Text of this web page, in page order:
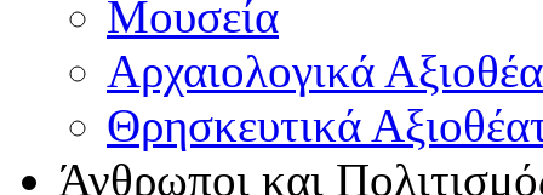
Μουσεία
Αρχαιολογικά
Θρησκευτικά
Άνθρωποι και